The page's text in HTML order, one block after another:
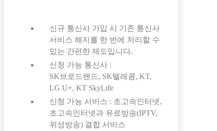
신규 통신사 가입 시 기존 통신사
서비스 해지를 한 번에 처리할 수
있는 간편한 제도입니다.
신청 가능 통신사 :
SK브로드밴드, SK텔레콤, KT,
LG U+, KT SkyLife
신청 가능 서비스 : 초고속인터넷,
초고속인터넷과 유료방송(IPTV,
위성방송) 결합 서비스